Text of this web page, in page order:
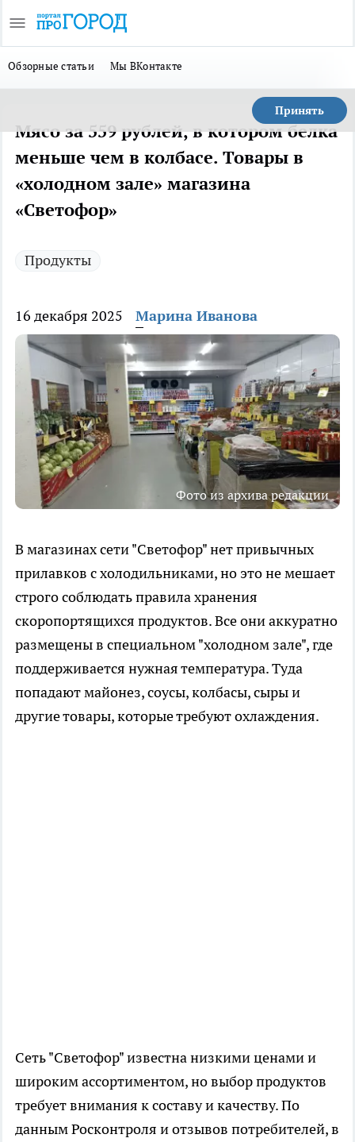
Обзорные статьи Мы ВКонтакте
Принять
Мясо за 559 рублей, в котором белка
меньше чем в колбасе. Товары в
«холодном зале» магазина
«Светофор»
Продукты
16 декабря 2025 Марина Иванова
Фото из архива редакции
В магазинах сети "Светофор" нет привычных
прилавков с холодильниками, но это не мешает
строго соблюдать правила хранения
скоропортящихся продуктов. Все они аккуратно
размещены в специальном "холодном зале", где
поддерживается нужная температура. Туда
попадают майонез, соусы, колбасы, сыры и
другие товары, которые требуют охлаждения.
Сеть "Светофор" известна низкими ценами и
широким ассортиментом, но выбор продуктов
требует внимания к составу и качеству. По
данным Росконтроля и отзывов потребителей, в